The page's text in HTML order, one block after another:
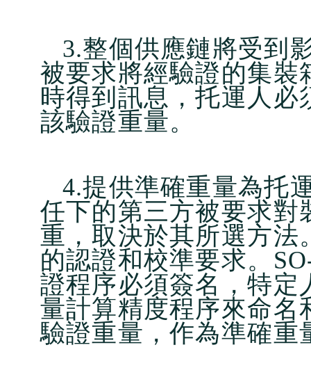
3.整個供應鏈將受到
被要求將經驗證的集裝
時得到訊息，托運人
該驗證重量。
4.提供準確重量為托
任下的第三方被要求對
重，取決於其所選方
的認證和校準要求。
證程序必須簽名，特定
量計算精度程序來命名
驗證重量，作為準確重